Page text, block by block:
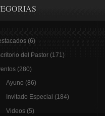
(6)
del Pastor (171)
(280)
Ayuno (86)
Invitado Especial (184)
Videos (5)